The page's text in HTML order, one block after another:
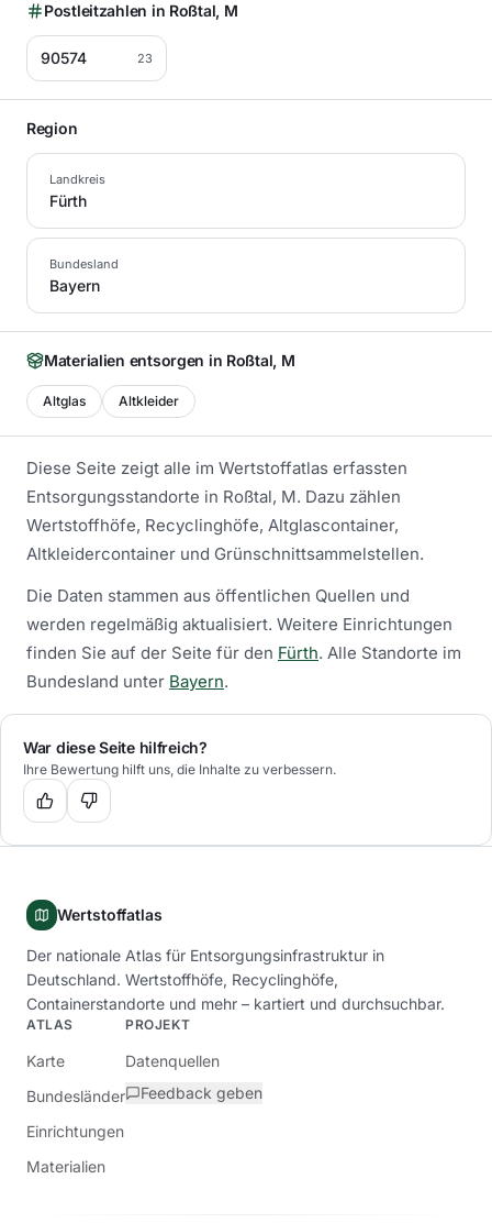
Postleitzahlen in Roßtal, M
90574 23
Region
Landkreis
Fürth
Bundesland
Bayern
Materialien entsorgen in Roßtal, M
Altglas Altkleider
Diese Seite zeigt alle im Wertstoffatlas erfassten
Entsorgungsstandorte in Roßtal, M. Dazu zählen
Wertstoffhöfe, Recyclinghöfe, Altglascontainer,
Altkleidercontainer und Grünschnittsammelstellen.
Die Daten stammen aus öffentlichen Quellen und
werden regelmäßig aktualisiert. Weitere Einrichtungen
finden Sie auf der Seite für den Fürth. Alle Standorte im
Bundesland unter Bayern.
War diese Seite hilfreich?
Ihre Bewertung hilft uns, die Inhalte zu verbessern.
Wertstoffatlas
Der nationale Atlas für Entsorgungsinfrastruktur in
Deutschland. Wertstoffhöfe, Recyclinghöfe,
Containerstandorte und mehr – kartiert und durchsuchbar.
ATLAS
Karte
Bundesländer
Einrichtungen
Materialien
PROJEKT
Datenquellen
Feedback geben